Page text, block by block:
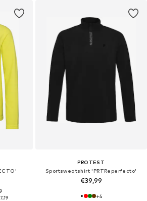
PROTEST
Sportsweatshirt 'PRTReperfecto'
€39,99
+4